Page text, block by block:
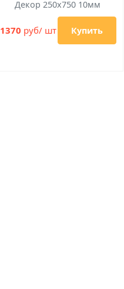
Декор 250x750 10мм
1370 руб/ шт Купить